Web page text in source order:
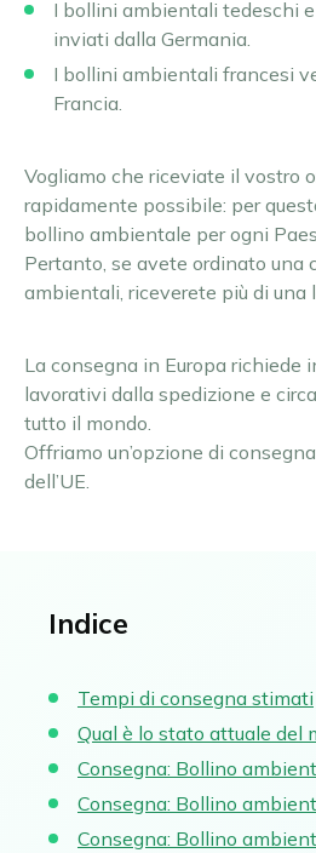
Ordina il bollino
Aquisgrana
Amburgo
Augusta
Berlino
Bonn
Colonia
Darmstadt
Dortmund
Dresda
Duisburg
Francoforte sul Meno
Gelsenkirchen
Hannover
Heidelberg
Heidenheim
Chambéry
Lille
Parigi
Grande Parigi
Strasburgo
Tolosa
Tutte le zone ambientali
Austria Superiore
Stiria
Tutte le zone ambientali
Dansk
Français
Polski
Nederlands
Español
Suomi
Svenska
Magyar
Português
I bollini ambientali tedeschi
inviati dalla Germania.
I bollini ambientali francesi
Francia.
Vogliamo che riceviate il vostro
rapidamente possibile: per
bollino ambientale per ogni
Pertanto, se avete ordinato una
ambientali, riceverete più di una
La consegna in Europa richiede
lavorativi dalla spedizione e
tutto il mondo.
Offriamo un’opzione di
dell’UE.
Indice
Tempi di consegna stimati
Qual è lo stato attuale del
Consegna: Bollino
Consegna: Bollino
Consegna: Bollino